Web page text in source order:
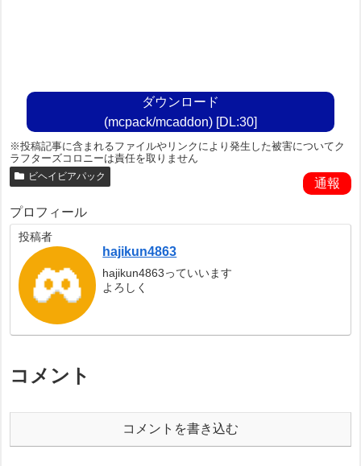
ダウンロード
(mcpack/mcaddon) [DL:30]
※投稿記事に含まれるファイルやリンクにより発生した被害についてク
ラフターズコロニーは責任を取りません
通報
ビヘイビアパック
プロフィール
投稿者
hajikun4863
hajikun4863っていいます
よろしく
コメント
コメントを書き込む